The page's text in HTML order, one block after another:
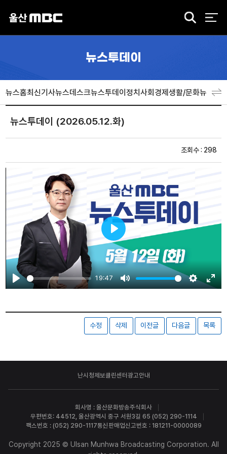
검
뉴스투데이
뉴스홈최신기사뉴스데스크뉴스투데이정치사회경제생활/문화뉴스특
뉴스투데이 (2026.05.12.화)
조회수 : 298
Play
19:47
Mute Settings
Play
수정 삭제 이전글 다음글 목록
난시청제보클린센터광고안내
회사명 : 울산문화방송주식회사
우편번호: 44512, 울산광역시 중구 서원3길 65 (052) 290-1114
팩스번호 : (052) 290-1117통신판매업신고번호 : 181211-0000089
Copyright 2025 © Ulsan Munhwa Broadcasting Corporation. All